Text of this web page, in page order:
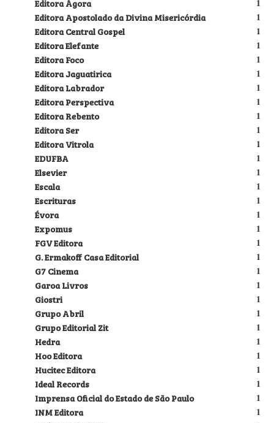
1
Editora Ágora
1
Editora Apostolado da Divina Misericórdia
1
Editora Central Gospel
1
Editora Elefante
1
Editora Foco
1
Editora Jaguatirica
1
Editora Labrador
1
Editora Perspectiva
1
Editora Rebento
1
Editora Ser
1
Editora Vitrola
1
EDUFBA
1
Elsevier
1
Escala
1
Escrituras
1
Évora
1
Expomus
1
FGV Editora
1
G. Ermakoff Casa Editorial
1
G7 Cinema
1
Garoa Livros
1
Giostri
1
Grupo Abril
1
Grupo Editorial Zit
1
Hedra
1
Hoo Editora
1
Hucitec Editora
1
Ideal Records
1
Imprensa Oficial do Estado de São Paulo
1
INM Editora